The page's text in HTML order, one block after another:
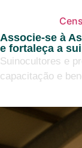
Associe-se à
e fortaleça a
Suinocultores e
capacitação e